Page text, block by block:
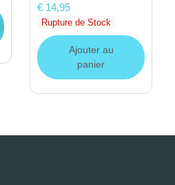
€ 14,95
Rupture de Stock
Ajouter au
panier